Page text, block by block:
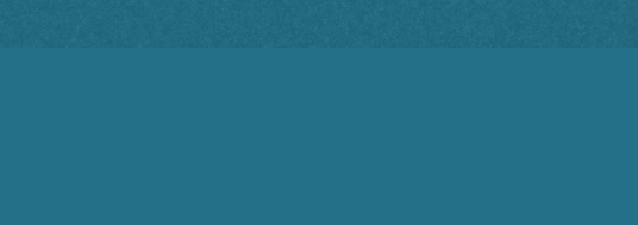
têm grandes desvantagens ambientais em relação às
Elas emitem muito metano decorrente do apodrecimento do